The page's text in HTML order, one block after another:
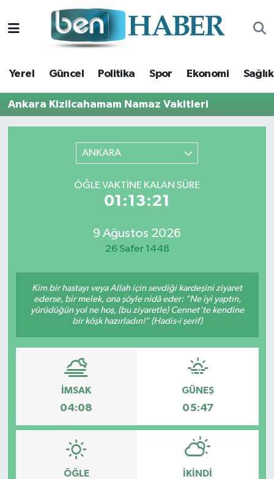
Yerel Güncel Politika Spor Ekonomi Sağlık
Ankara Kizilcahamam Namaz Vakitleri
ANKARA
ÖĞLE VAKTINE KALAN SÜRE
01:13:20
9 Ağustos 2026
26 Safer 1448
Kim bir hastayı veya Allah için sevdiği kardeşini ziyaret
ederse, bir melek, ona şöyle nidâ eder: "Ne iyi yaptın,
yürüdüğün yol ne hoş, (bu ziyaretle) Cennet'te kendine
bir köşk hazırladın!" (Hadis-i şerif)
İMSAK
04:08
GÜNEŞ
05:47
ÖĞLE İKINDI
Yerel
Güncel
Politika
Resmi Reklam
Röportajlar
Hava Durumu
Trafik Durumu
Süper Lig Puan Durumu ve Fikstür